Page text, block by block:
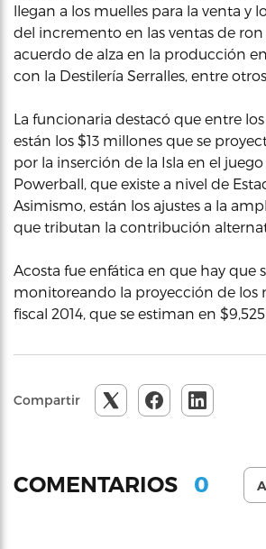
llegan a los muelles para la venta y
del incremento en las ventas de
acuerdo de alza en la producción
con la Destilería Serralles, entre otros.
La funcionaria destacó que entre
están los $13 millones que se
por la inserción de la Isla en el
Powerball, que existe a nivel de
Asimismo, están los ajustes a la
que tributan la contribución
Acosta fue enfática en que hay que
monitoreando la proyección de los
fiscal 2014, que se estiman en
Compartir
COMENTARIOS 0